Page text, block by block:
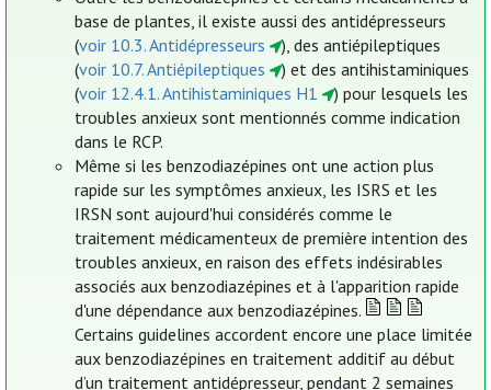
base de plantes, il existe aussi des antidépresseurs
(voir 10.3. Antidépresseurs
), des antiépileptiques
(voir 10.7. Antiépileptiques
) et des antihistaminiques
(voir 12.4.1. Antihistaminiques H1
) pour lesquels les
troubles anxieux sont mentionnés comme indication
dans le RCP.
Même si les benzodiazépines ont une action plus
rapide sur les symptômes anxieux, les ISRS et les
IRSN sont aujourd'hui considérés comme le
traitement médicamenteux de première intention des
troubles anxieux, en raison des effets indésirables
associés aux benzodiazépines et à l'apparition rapide
d'une dépendance aux benzodiazépines.
Certains guidelines accordent encore une place limitée
aux benzodiazépines en traitement additif au début
d’un traitement antidépresseur, pendant 2 semaines